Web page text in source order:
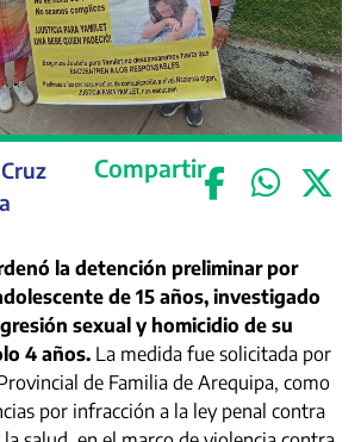
Compartir
la detención preliminar por
de 15 años, investigado
sexual y homicidio de su
4 años. La medida fue solicitada por
de Familia de Arequipa, como
por infracción a la ley penal contra